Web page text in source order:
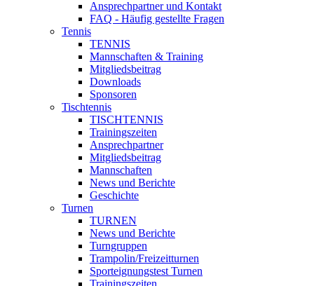
Ansprechpartner und Kontakt
FAQ - Häufig gestellte Fragen
Tennis
TENNIS
Mannschaften & Training
Mitgliedsbeitrag
Downloads
Sponsoren
Tischtennis
TISCHTENNIS
Trainingszeiten
Ansprechpartner
Mitgliedsbeitrag
Mannschaften
News und Berichte
Geschichte
Turnen
TURNEN
News und Berichte
Turngruppen
Trampolin/Freizeitturnen
Sporteignungstest Turnen
Trainingszeiten